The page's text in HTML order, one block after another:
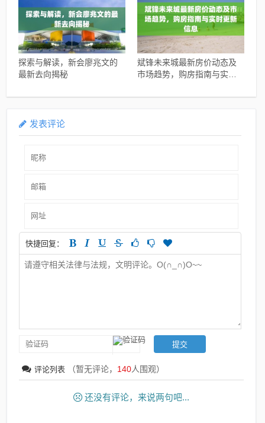
探索与解读，新会廖兆文的
最新去向揭秘
斌锋未来城最新房价动态及
市场趋势，购房指南与实时
发表评论
快捷回复：
评论列表 （暂无评论， 140人围观）
还没有评论，来说两句吧...